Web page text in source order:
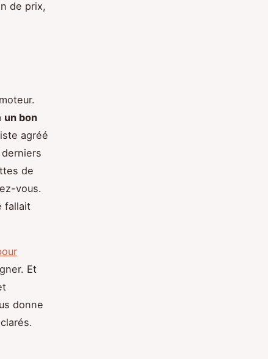
de prix,
un bon
agréé
de
vous.
fallait
Et
donne